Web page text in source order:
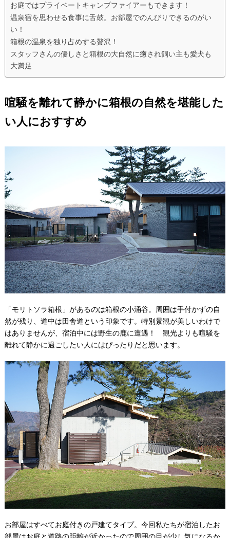
お庭ではプライベートキャンプファイアーもできます！
温泉宿を思わせる食事に舌鼓。お部屋でのんびりできるのがい
い！
箱根の温泉を独り占めする贅沢！
スタッフさんの優しさと箱根の大自然に癒され飼い主も愛犬も
大満足
喧騒を離れて静かに箱根の自然を堪能した
い人におすすめ
「モリトソラ箱根」があるのは箱根の小涌谷。周囲は手付かずの自
然が残り、道中は田舎道という印象です。特別景観が美しいわけで
はありませんが、宿泊中には野生の鹿に遭遇！ 観光よりも喧騒を
離れて静かに過ごしたい人にはぴったりだと思います。
お部屋はすべてお庭付きの戸建てタイプ。今回私たちが宿泊したお